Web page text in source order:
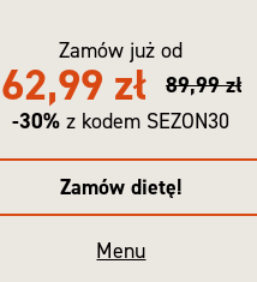
Zamów już od
62,99 zł
89,99 zł
-30% z kodem SEZON30
Zamów dietę!
Menu